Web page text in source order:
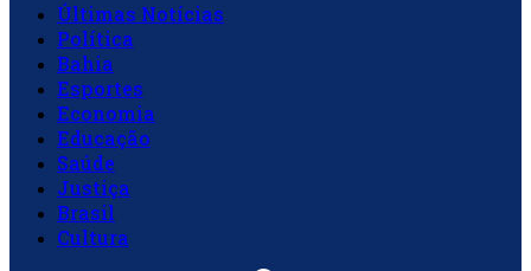
Últimas Notícias
Política
Bahia
Esportes
Economia
Educação
Saúde
Justiça
Brasil
Cultura